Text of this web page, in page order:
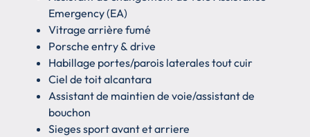
Emergency (EA)
Vitrage arrière fumé
Porsche entry & drive
Habillage portes/parois laterales tout cuir
Ciel de toit alcantara
Assistant de maintien de voie/assistant de
bouchon
Sieges sport avant et arriere